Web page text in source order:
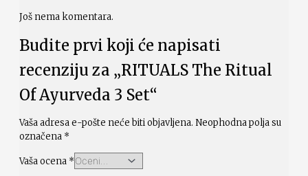
Još nema komentara.
Budite prvi koji će napisati
recenziju za „RITUALS The Ritual
Of Ayurveda 3 Set“
Vaša adresa e-pošte neće biti objavljena. Neophodna polja su
označena *
Vaša ocena *